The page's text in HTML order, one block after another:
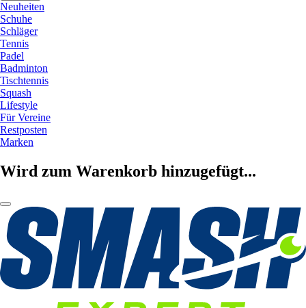
Neuheiten
Schuhe
Schläger
Tennis
Padel
Badminton
Tischtennis
Squash
Lifestyle
Für Vereine
Restposten
Marken
Wird zum Warenkorb hinzugefügt...